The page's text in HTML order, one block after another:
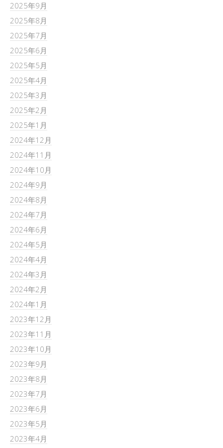
2025年9月
2025年8月
2025年7月
2025年6月
2025年5月
2025年4月
2025年3月
2025年2月
2025年1月
2024年12月
2024年11月
2024年10月
2024年9月
2024年8月
2024年7月
2024年6月
2024年5月
2024年4月
2024年3月
2024年2月
2024年1月
2023年12月
2023年11月
2023年10月
2023年9月
2023年8月
2023年7月
2023年6月
2023年5月
2023年4月